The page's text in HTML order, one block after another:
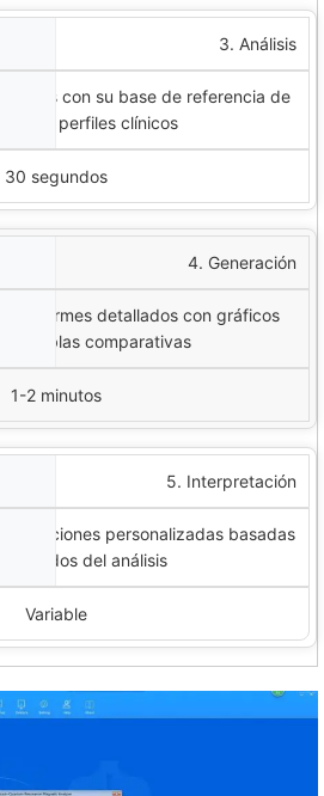
3. Análisis
datos con su base de referencia de
10,000 perfiles clínicos
30 segundos
4. Generación
informes detallados con gráficos
y tablas comparativas
1-2 minutos
5. Interpretación
personalizadas basadas
resultados del análisis
Variable